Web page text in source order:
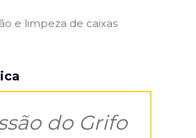
e limpeza de caixas
do Grifo